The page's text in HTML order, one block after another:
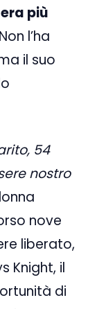
più
l’ha
il suo
54
nostro
nove
liberato,
Knight, il
di